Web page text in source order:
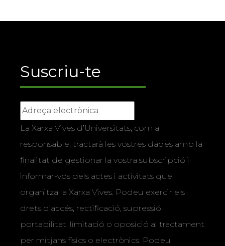
Suscriu-te
La Xarxa Vives d’Universitats, com a
responsable, tractarà les vostres dades amb la
finalitat de gestionar la vostra subscripció i
informar-vos dels actes i activitats que
organitza la Xarxa Vives. Podeu exercir els
drets d’accés, rectificació, supressió,
portabilitat, limitació o oposició al tractament
per mitjans físics o electrònics. Podeu